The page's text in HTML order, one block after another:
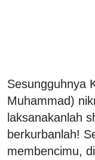
Sesungguhnya
Muhammad)
laksanakanlah
berkurbanlah!
membencimu,